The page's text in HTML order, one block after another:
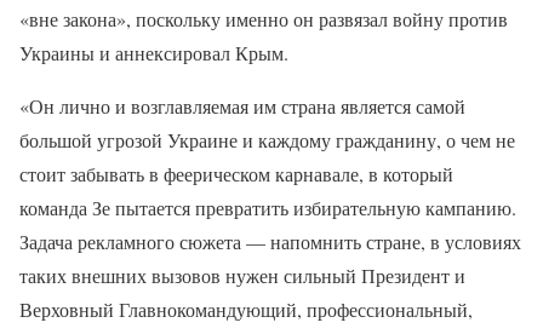
«вне закона», поскольку именно он развязал войну против
Украины и аннексировал Крым.
«Он лично и возглавляемая им страна является самой
большой угрозой Украине и каждому гражданину, о чем не
стоит забывать в феерическом карнавале, в который
команда Зе пытается превратить избирательную кампанию.
Задача рекламного сюжета — напомнить стране, в условиях
таких внешних вызовов нужен сильный Президент и
Верховный Главнокомандующий, профессиональный,